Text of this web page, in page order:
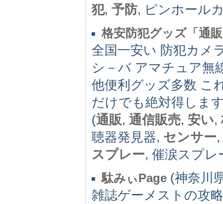
犯, 予防, ピンホール
格安防犯グッズ「通
全国一安い 防犯カメ
シ－バ アマチュア無
他便利グッズ多数 こ
だけでも絶対得しま
(通販, 通信販売, 安い,
聴器発見器, センサー,
スプレー, 催涙スプ
駄みぃPage (神奈川
雑誌ゲーメストの攻